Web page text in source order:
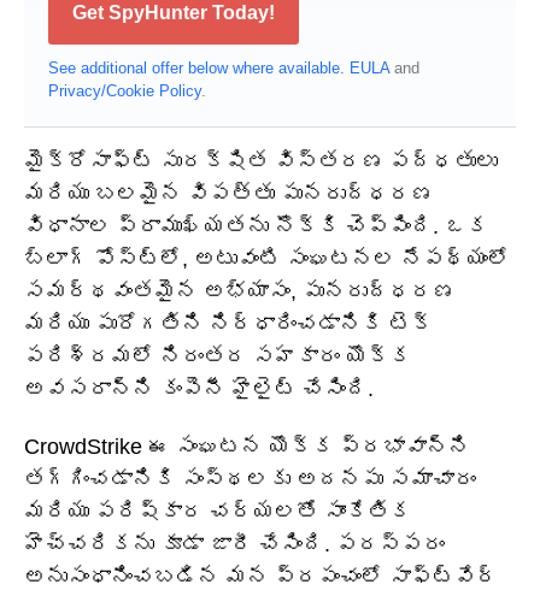
Get SpyHunter Today!
See additional offer below where available. EULAand
Privacy/Cookie Policy.
మైక్రోసాఫ్ట్ సురక్షిత విస్తరణ పద్ధతులు
మరియు బలమైన విపత్తు పునరుద్ధరణ
విధానాల ప్రాముఖ్యతను నొక్కి చెప్పింది. ఒక
బ్లాగ్ పోస్ట్‌లో, అటువంటి సంఘటనల నేపథ్యంలో
సమర్థవంతమైన అభ్యాసం, పునరుద్ధరణ
మరియు పురోగతిని నిర్ధారించడానికి టెక్
పరిశ్రమలో నిరంతర సహకారం యొక్క
అవసరాన్ని కంపెనీ హైలైట్ చేసింది.
CrowdStrike ఈ సంఘటన యొక్క ప్రభావాన్ని
తగ్గించడానికి సంస్థలకు అదనపు సమాచారం
మరియు పరిష్కార చర్యలతో సాంకేతిక
హెచ్చరికను కూడా జారీ చేసింది. పరస్పరం
అనుసంధానించబడిన మన ప్రపంచంలో సాఫ్ట్‌వేర్